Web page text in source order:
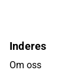
Inderes
Om oss